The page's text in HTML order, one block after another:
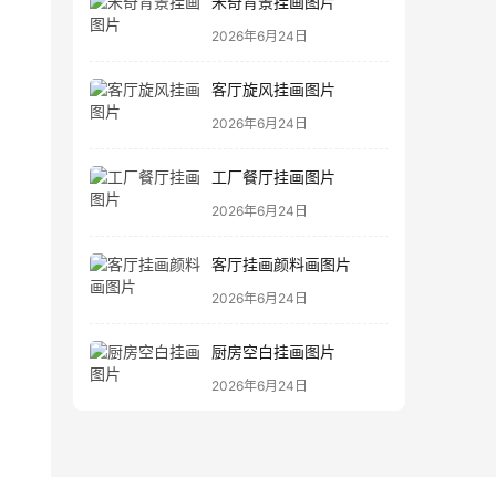
2026年6月24日
客厅旋风挂画图片
2026年6月24日
工厂餐厅挂画图片
2026年6月24日
客厅挂画颜料画图片
2026年6月24日
厨房空白挂画图片
2026年6月24日